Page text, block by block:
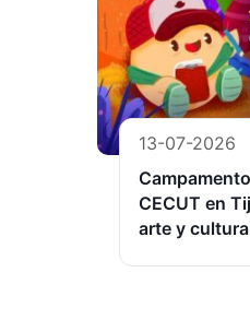
13-07-2026
CECUT en
arte y